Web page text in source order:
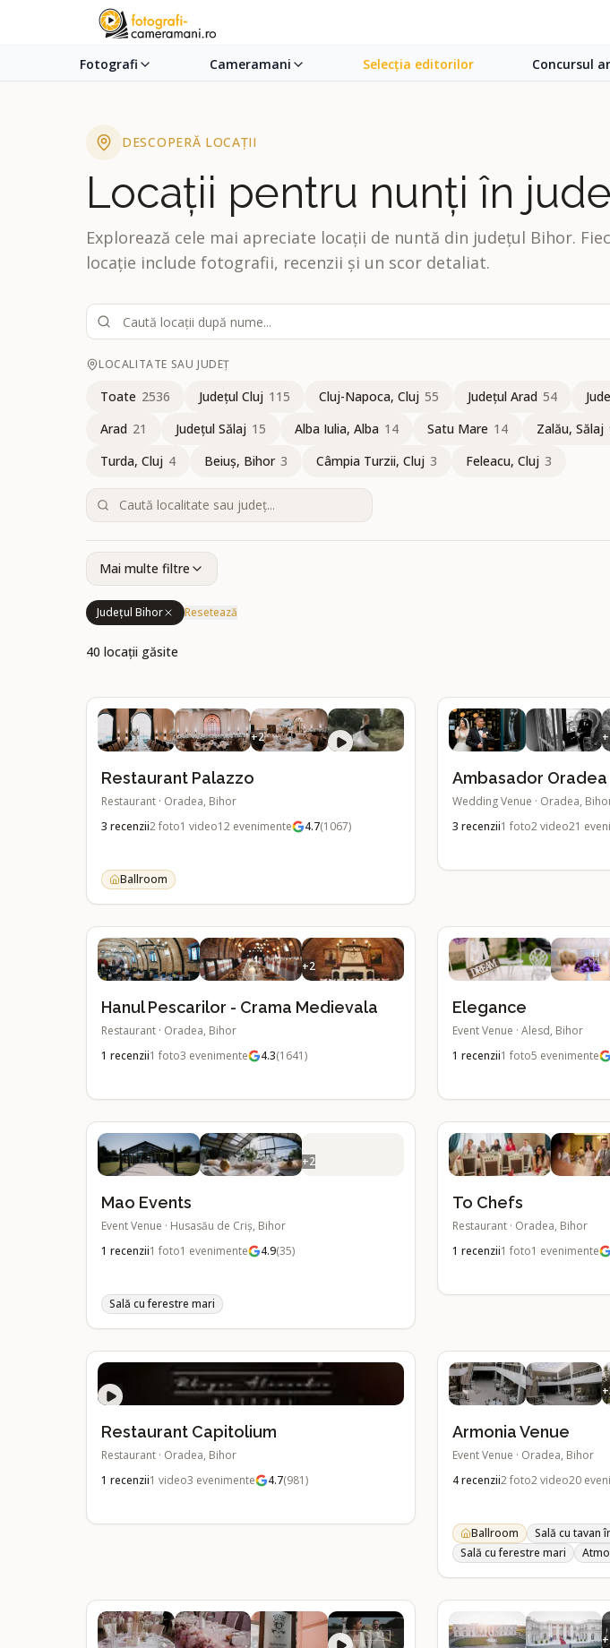
Fotografi Cameramani Selecția editorilor Concursul
DESCOPERĂ LOCAȚII
Locații pentru nunți în
Explorează cele mai apreciate locații de nuntă din județul Bihor.
locație include fotografii, recenzii și un scor detaliat.
LOCALITATE SAU JUDEȚ
Toate 2536 Județul Cluj 115 Cluj-Napoca, Cluj 55 Județul Arad 54
Arad 21 Județul Sălaj 15 Alba Iulia, Alba 14 Satu Mare 14 Zalău, Sălaj
Turda, Cluj 4 Beiuș, Bihor 3 Câmpia Turzii, Cluj 3 Feleacu, Cluj 3
Mai multe filtre
TIP LOCAȚIE
Ballroom
PREFERINȚE
Sală cu coloane2 Sală cu ferestre mari2 Atmosferă grandioasă 1 Sală cu tavan înalt1
CAPACITATE
Județul Bihor Resetează
40 locații găsite
+2
Restaurant Palazzo
Restaurant · Oradea, Bihor
3 recenzii2foto1 video12 evenimente 4.7(1067)
Ballroom
+
Ambasador Oradea
Wedding Venue · Oradea,
3 recenzii1 foto2video21
+2
Hanul Pescarilor - Crama Medievala
Restaurant · Oradea, Bihor
1 recenzii1 foto3 evenimente 4.3(1641)
Elegance
Event Venue · Alesd, Bihor
1 recenzii1 foto5 evenimente
+2
Mao Events
Event Venue · Husasău de Criş, Bihor
1 recenzii1 foto1 evenimente 4.9(35)
Sală cu ferestre mari
To Chefs
Restaurant · Oradea, Bihor
1 recenzii1 foto1 evenimente
Restaurant Capitolium
Restaurant · Oradea, Bihor
1 recenzii1 video3 evenimente 4.7(981)
+
Armonia Venue
Event Venue · Oradea, Bihor
4recenzii2foto2video20
Ballroom
Sală cu tavan
Sală cu ferestre mari
+